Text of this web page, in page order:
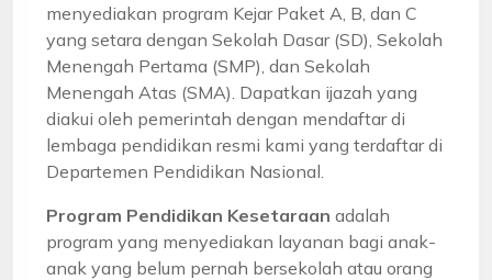
menyediakan program Kejar Paket A, B, dan C
yang setara dengan Sekolah Dasar (SD), Sekolah
Menengah Pertama (SMP), dan Sekolah
Menengah Atas (SMA). Dapatkan ijazah yang
diakui oleh pemerintah dengan mendaftar di
lembaga pendidikan resmi kami yang terdaftar di
Departemen Pendidikan Nasional.
Program Pendidikan Kesetaraan adalah
program yang menyediakan layanan bagi anak-
anak yang belum pernah bersekolah atau orang